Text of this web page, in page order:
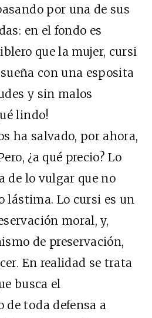
por una de sus
en el fondo es
que la mujer, cursi
con una esposita
y sin malos
lindo!
ha salvado, por ahora,
¿a qué precio? Lo
de lo vulgar que no
lástima. Lo cursi es un
moral, y,
de preservación,
En realidad se trata
busca el
de toda defensa a